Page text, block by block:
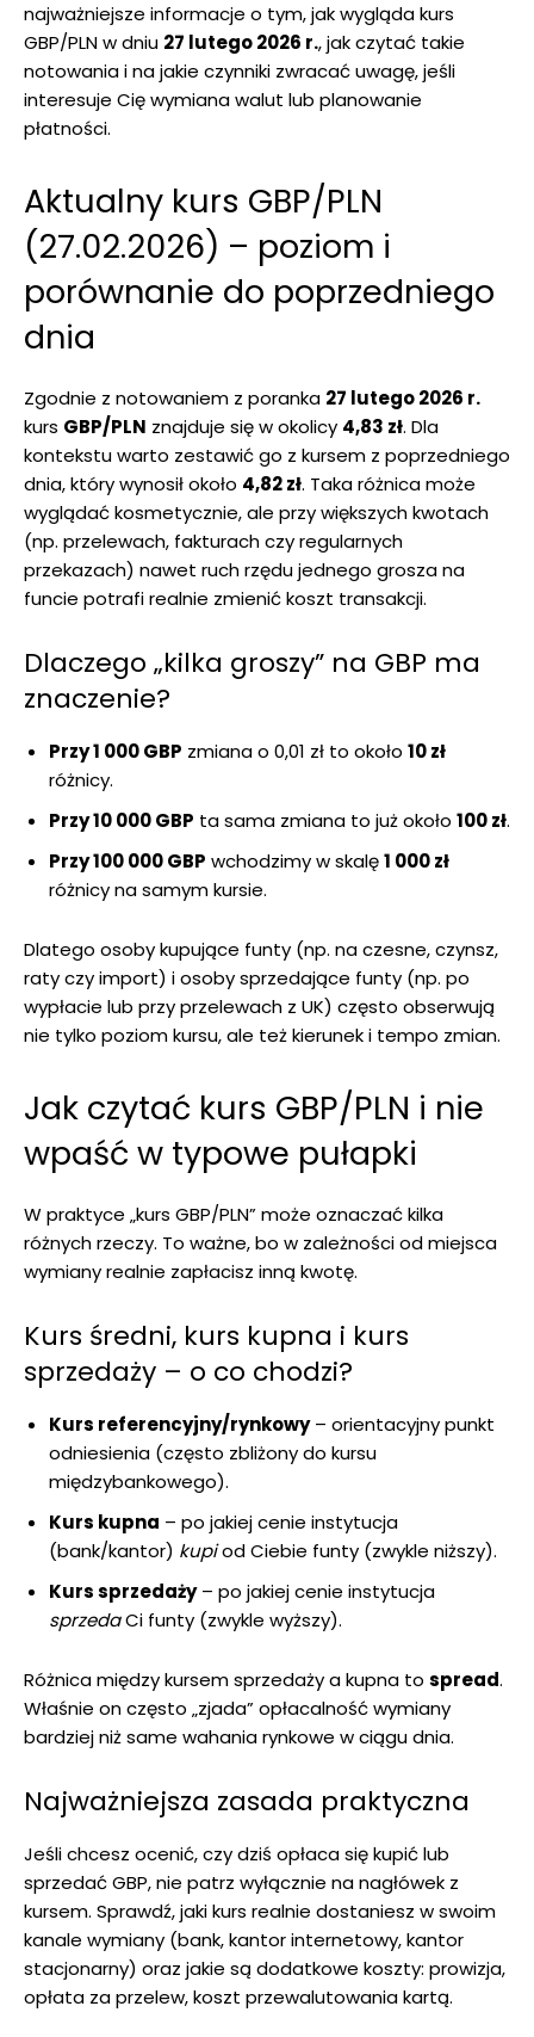
najważniejsze informacje o tym, jak wygląda kurs
GBP/PLN w dniu 27 lutego 2026 r., jak czytać takie
notowania i na jakie czynniki zwracać uwagę, jeśli
interesuje Cię wymiana walut lub planowanie
płatności.
Aktualny kurs GBP/PLN
(27.02.2026) – poziom i
porównanie do poprzedniego
dnia
Zgodnie z notowaniem z poranka 27 lutego 2026 r.
kurs GBP/PLN znajduje się w okolicy 4,83 zł. Dla
kontekstu warto zestawić go z kursem z poprzedniego
dnia, który wynosił około 4,82 zł. Taka różnica może
wyglądać kosmetycznie, ale przy większych kwotach
(np. przelewach, fakturach czy regularnych
przekazach) nawet ruch rzędu jednego grosza na
funcie potrafi realnie zmienić koszt transakcji.
Dlaczego „kilka groszy” na GBP ma
znaczenie?
Przy 1 000 GBP zmiana o 0,01 zł to około 10 zł
różnicy.
Przy 10 000 GBP ta sama zmiana to już około 100 zł.
Przy 100 000 GBP wchodzimy w skalę1 000 zł
różnicy na samym kursie.
Dlatego osoby kupujące funty (np. na czesne, czynsz,
raty czy import) i osoby sprzedające funty (np. po
wypłacie lub przy przelewach z UK) często obserwują
nie tylko poziom kursu, ale też kierunek i tempo zmian.
Jak czytać kurs GBP/PLN i nie
wpaść w typowe pułapki
W praktyce „kurs GBP/PLN” może oznaczać kilka
różnych rzeczy. To ważne, bo w zależności od miejsca
wymiany realnie zapłacisz inną kwotę.
Kurs średni, kurs kupna i kurs
sprzedaży – o co chodzi?
Kurs referencyjny/rynkowy– orientacyjny punkt
odniesienia (często zbliżony do kursu
międzybankowego).
Kurs kupna – po jakiej cenie instytucja
(bank/kantor) kupiod Ciebie funty (zwykle niższy).
Kurs sprzedaży– po jakiej cenie instytucja
sprzedaCi funty (zwykle wyższy).
Różnica między kursem sprzedaży a kupna to spread.
Właśnie on często „zjada” opłacalność wymiany
bardziej niż same wahania rynkowe w ciągu dnia.
Najważniejsza zasada praktyczna
Jeśli chcesz ocenić, czy dziś opłaca się kupić lub
sprzedać GBP, nie patrz wyłącznie na nagłówek z
kursem. Sprawdź, jaki kurs realnie dostaniesz w swoim
kanale wymiany (bank, kantor internetowy, kantor
stacjonarny) oraz jakie są dodatkowe koszty: prowizja,
opłata za przelew, koszt przewalutowania kartą.